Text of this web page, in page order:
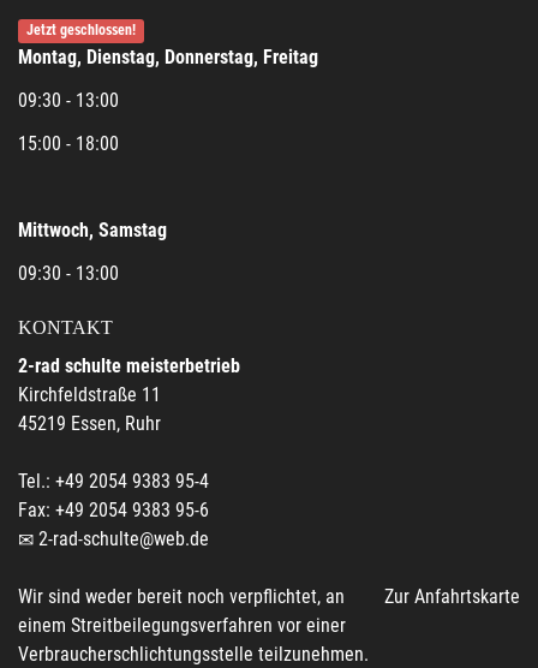
Jetzt geschlossen!
Montag, Dienstag, Donnerstag, Freitag
09:30 - 13:00
15:00 - 18:00
Mittwoch, Samstag
09:30 - 13:00
KONTAKT
2-rad schulte meisterbetrieb
Kirchfeldstraße 11
45219 Essen, Ruhr
Tel.: +49 2054 9383 95-4
Fax: +49 2054 9383 95-6
2-rad-schulte@web.de
Zur Anfahrtskarte
Wir sind weder bereit noch verpflichtet, an
einem Streitbeilegungsverfahren vor einer
Verbraucherschlichtungsstelle teilzunehmen.